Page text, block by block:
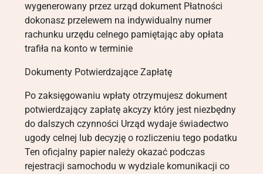
wygenerowany przez urząd dokument Płatności
dokonasz przelewem na indywidualny numer
rachunku urzędu celnego pamiętając aby opłata
trafiła na konto w terminie
Dokumenty Potwierdzające Zapłatę
Po zaksięgowaniu wpłaty otrzymujesz dokument
potwierdzający zapłatę akcyzy który jest niezbędny
do dalszych czynności Urząd wydaje świadectwo
ugody celnej lub decyzję o rozliczeniu tego podatku
Ten oficjalny papier należy okazać podczas
rejestracji samochodu w wydziale komunikacji co